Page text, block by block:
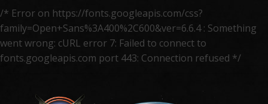
/* Error on https://fonts.googleapis.com/css?
family=Open+Sans%3A400%2C600&ver=6.6.4 : Something
went wrong: cURL error 7: Failed to connect to
fonts.googleapis.com port 443: Connection refused */